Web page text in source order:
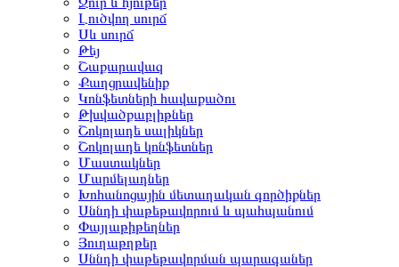
Լուծվող սուրճ
Սև սուրճ
Թեյ
Շաքարավազ
Քաղցրավենիք
Կոնֆետների հավաքածու
Թխվածքաբլիթներ
Շոկոլադե սալիկներ
Շոկոլադե կոնֆետներ
Մաստակներ
Մարմելադներ
Խոհանոցային մետաղական գործիքներ
Սննդի փաթեթավորում և պահպանում
Փայլաթիթեղներ
Յուղաթղթեր
Սննդի փաթեթավորման պարագաներ